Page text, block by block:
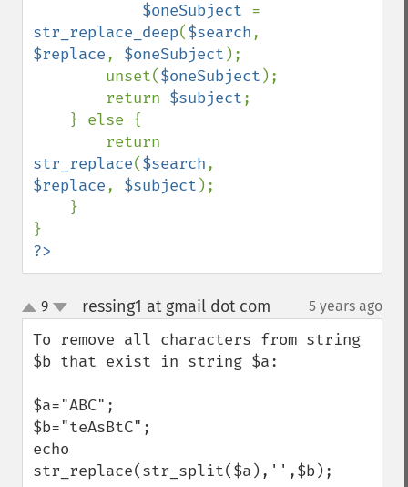
$oneSubject
str_replace_deep($search
$replace, $oneSubject );
        unset(
$oneSubject );
        return
$subject;
str_replace($search
$replace, $subject );
?>
up
down
9 ressing1 at gmail dot com 5 years ago
To remove all characters from string
$b that exist in string $a:
$a="ABC";
$b="teAsBtC";
echo
str_replace(str_split($a),'',$b);